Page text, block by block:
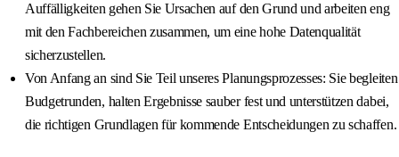
Auffälligkeiten gehen Sie Ursachen auf den Grund und arbeiten eng
mit den Fachbereichen zusammen, um eine hohe Datenqualität
sicherzustellen.
Von Anfang an sind Sie Teil unseres Planungsprozesses: Sie begleiten
Budgetrunden, halten Ergebnisse sauber fest und unterstützen dabei,
die richtigen Grundlagen für kommende Entscheidungen zu schaffen.